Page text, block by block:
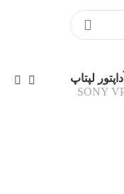
آداپتور لپتاپ